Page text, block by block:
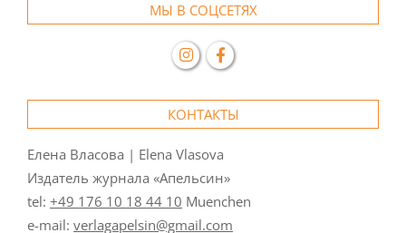
МЫ В СОЦСЕТЯХ
КОНТАКТЫ
Елена Власова | Elena Vlasova
Издатель журнала «Апельсин»
tel: +49 176 10 18 44 10 Muenchen
e-mail: verlagapelsin@gmail.com